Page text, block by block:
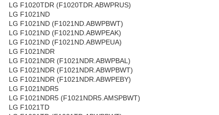
LG F1020TDR (F1020TDR.ABWPRUS)
LG F1021ND
LG F1021ND (F1021ND.ABWPBWT)
LG F1021ND (F1021ND.ABWPEAK)
LG F1021ND (F1021ND.ABWPEUA)
LG F1021NDR
LG F1021NDR (F1021NDR.ABWPBAL)
LG F1021NDR (F1021NDR.ABWPBWT)
LG F1021NDR (F1021NDR.ABWPEBY)
LG F1021NDR5
LG F1021NDR5 (F1021NDR5.AMSPBWT)
LG F1021TD